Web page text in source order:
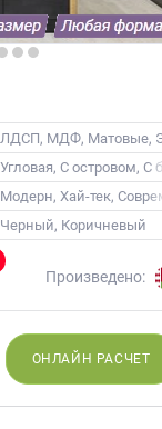
ЛДСП, МДФ, Матовые,
Угловая, С островом, С
Модерн, Хай-тек,
Черный, Коричневый
Произведено:
ОНЛАЙН РАСЧЕТ